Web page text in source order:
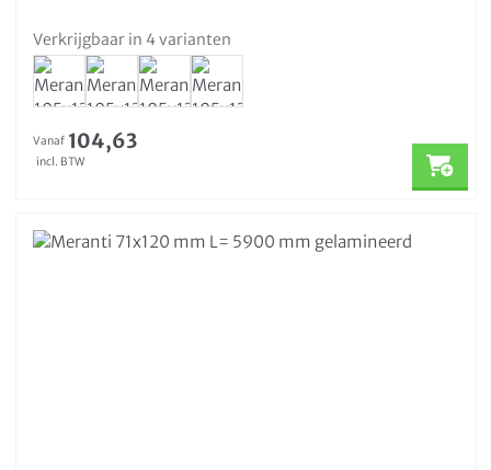
Verkrijgbaar in 4 varianten
Vanaf 104,63
incl. BTW